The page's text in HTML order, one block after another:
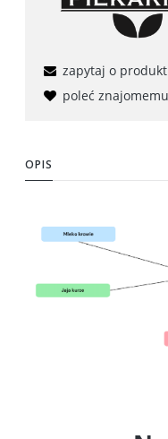
zapytaj o produkt
poleć znajomemu
OPIS